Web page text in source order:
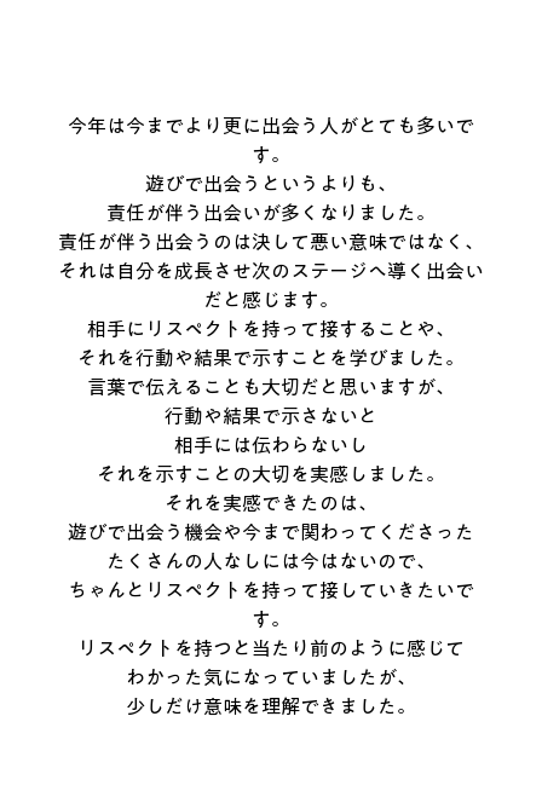
今年は今までより更に出会う人がとても多いで
す。
遊びで出会うというよりも、
責任が伴う出会いが多くなりました。
責任が伴う出会うのは決して悪い意味ではなく、
それは自分を成長させ次のステージへ導く出会い
だと感じます。
相手にリスペクトを持って接することや、
それを行動や結果で示すことを学びました。
言葉で伝えることも大切だと思いますが、
行動や結果で示さないと
相手には伝わらないし
それを示すことの大切を実感しました。
それを実感できたのは、
遊びで出会う機会や今まで関わってくださった
たくさんの人なしには今はないので、
ちゃんとリスペクトを持って接していきたいで
す。
リスペクトを持つと当たり前のように感じて
わかった気になっていましたが、
少しだけ意味を理解できました。